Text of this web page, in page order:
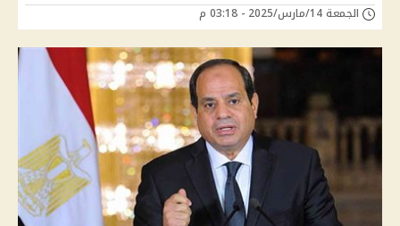
الجمعة 14/مارس/2025 - 03:18 م